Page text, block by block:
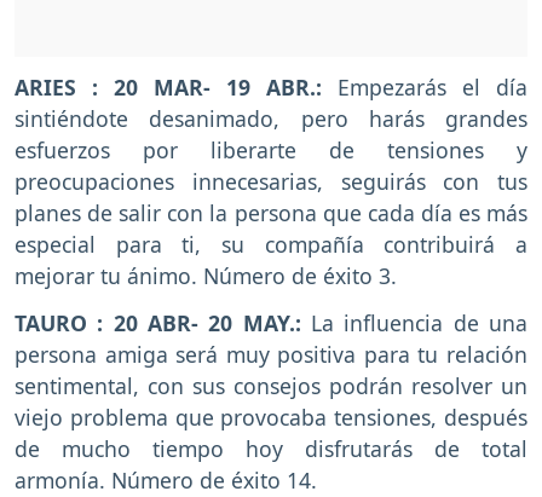
ARIES : 20 MAR- 19 ABR.: Empezarás el día
sintiéndote desanimado, pero harás grandes
esfuerzos por liberarte de tensiones y
preocupaciones innecesarias, seguirás con tus
planes de salir con la persona que cada día es más
especial para ti, su compañía contribuirá a
mejorar tu ánimo. Número de éxito 3.
TAURO : 20 ABR- 20 MAY.: La influencia de una
persona amiga será muy positiva para tu relación
sentimental, con sus consejos podrán resolver un
viejo problema que provocaba tensiones, después
de mucho tiempo hoy disfrutarás de total
armonía. Número de éxito 14.